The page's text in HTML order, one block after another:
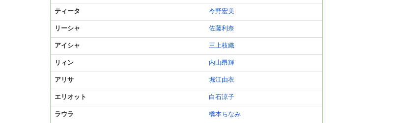
ティータ 今野宏美
リーシャ 佐藤利奈
アイシャ 三上枝織
リィン 内山昂輝
アリサ 堀江由衣
エリオット 白石涼子
ラウラ 橋本ちなみ